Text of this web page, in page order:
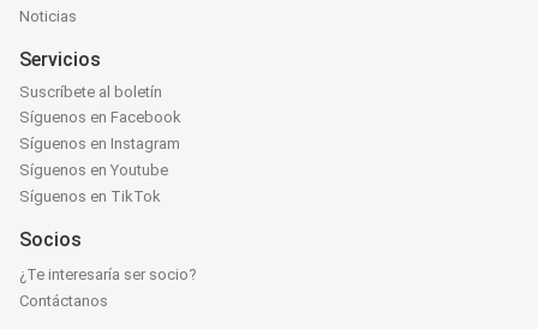
Noticias
Servicios
Suscríbete al boletín
Síguenos en Facebook
Síguenos en Instagram
Síguenos en Youtube
Síguenos en TikTok
Socios
¿Te interesaría ser socio?
Contáctanos